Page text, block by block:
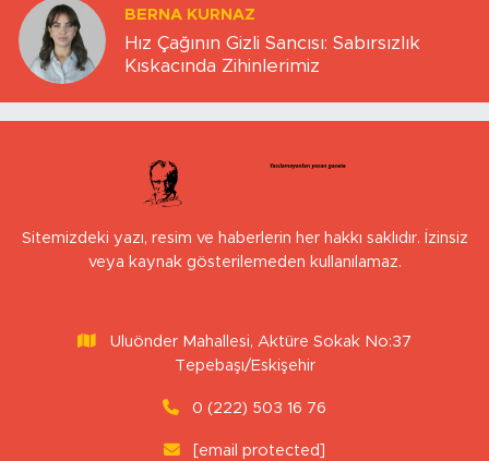
BERNA KURNAZ
Hız Çağının Gizli Sancısı: Sabırsızlık
Kıskacında Zihinlerimiz
Sitemizdeki yazı, resim ve haberlerin her hakkı saklıdır. İzinsiz
veya kaynak gösterilemeden kullanılamaz.
Uluönder Mahallesi, Aktüre Sokak No:37
Tepebaşı/Eskişehir
0 (222) 503 16 76
[email protected]